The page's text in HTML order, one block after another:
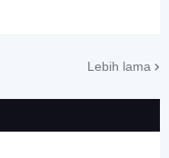
Lebih lama